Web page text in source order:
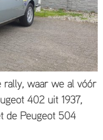
rally, waar we al vóór
402 uit 1937,
de Peugeot 504